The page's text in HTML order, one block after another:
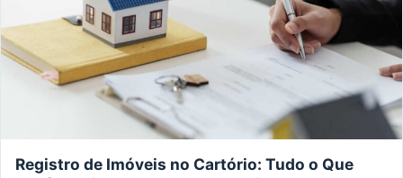
Registro de Imóveis no Cartório: Tudo o Que